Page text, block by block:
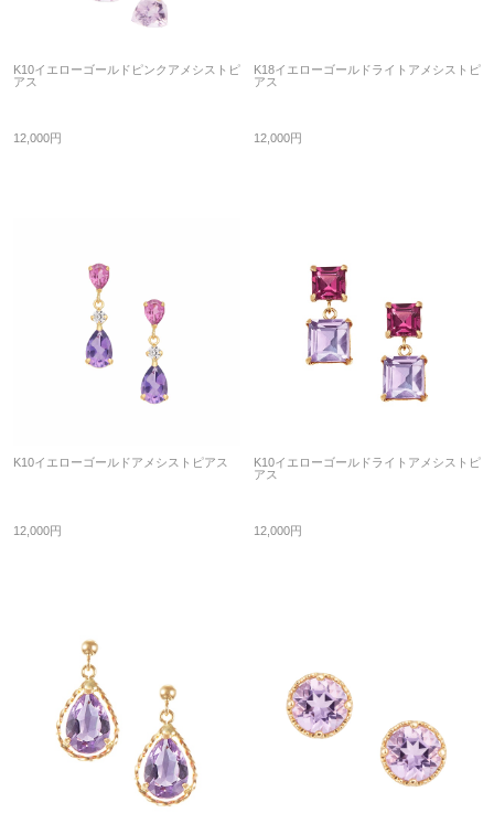
K10イエローゴールドピンクアメシストピ
アス
12,000円
K18イエローゴールドライトアメシストピ
アス
12,000円
K10イエローゴールドアメシストピアス
12,000円
K10イエローゴールドライトアメシストピ
アス
12,000円